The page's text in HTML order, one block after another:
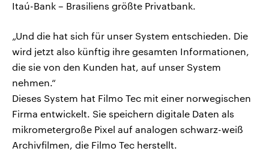
Itaú-Bank – Brasiliens größte Privatbank.
„Und die hat sich für unser System entschieden. Die
wird jetzt also künftig ihre gesamten Informationen,
die sie von den Kunden hat, auf unser System
nehmen.“
Dieses System hat Filmo Tec mit einer norwegischen
Firma entwickelt. Sie speichern digitale Daten als
mikrometergroße Pixel auf analogen schwarz-weiß
Archivfilmen, die Filmo Tec herstellt.